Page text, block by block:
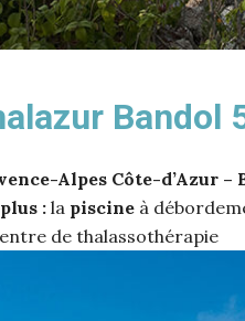
Bandol
Alpes Côte-d’Azur –
: la piscine à
de thalassothérapie